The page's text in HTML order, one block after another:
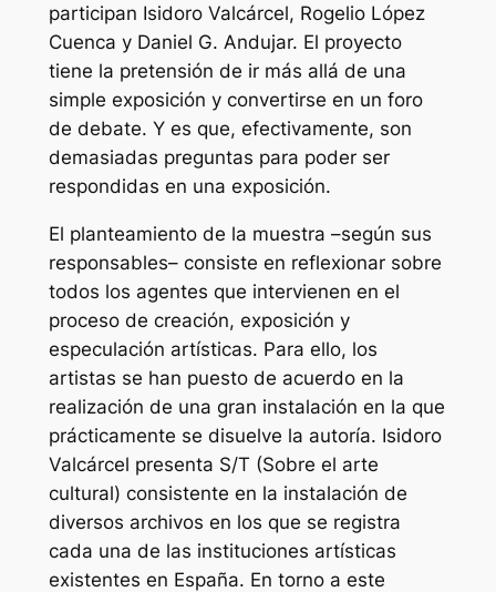
participan Isidoro Valcárcel, Rogelio López
Cuenca y Daniel G. Andujar. El proyecto
tiene la pretensión de ir más allá de una
simple exposición y convertirse en un foro
de debate. Y es que, efectivamente, son
demasiadas preguntas para poder ser
respondidas en una exposición.
El planteamiento de la muestra –según sus
responsables– consiste en reflexionar sobre
todos los agentes que intervienen en el
proceso de creación, exposición y
especulación artísticas. Para ello, los
artistas se han puesto de acuerdo en la
realización de una gran instalación en la que
prácticamente se disuelve la autoría. Isidoro
Valcárcel presenta S/T (Sobre el arte
cultural) consistente en la instalación de
diversos archivos en los que se registra
cada una de las instituciones artísticas
existentes en España. En torno a este